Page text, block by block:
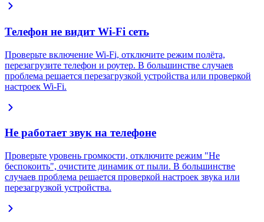
Телефон не видит Wi-Fi сеть
Проверьте включение Wi-Fi, отключите режим полёта,
перезагрузите телефон и роутер. В большинстве случаев
проблема решается перезагрузкой устройства или проверкой
настроек Wi-Fi.
Не работает звук на телефоне
Проверьте уровень громкости, отключите режим "Не
беспокоить", очистите динамик от пыли. В большинстве
случаев проблема решается проверкой настроек звука или
перезагрузкой устройства.